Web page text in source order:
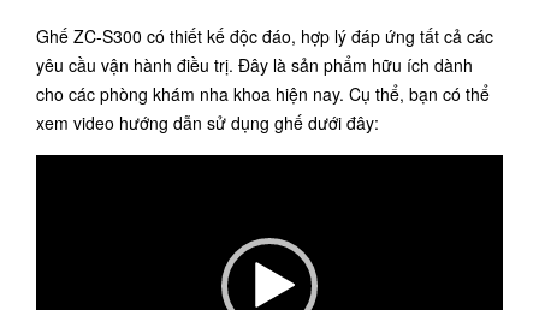
Ghế ZC-S300 có thiết kế độc đáo, hợp lý đáp ứng tất cả các
yêu cầu vận hành điều trị. Đây là sản phẩm hữu ích dành
cho các phòng khám nha khoa hiện nay. Cụ thể, bạn có thể
xem video hướng dẫn sử dụng ghế dưới đây: